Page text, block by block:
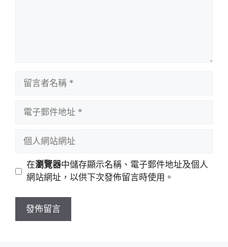
址
站
址
在瀏覽器中儲存顯示名稱、電子郵件地址及個人
網站網址，以供下次發佈留言時使用。